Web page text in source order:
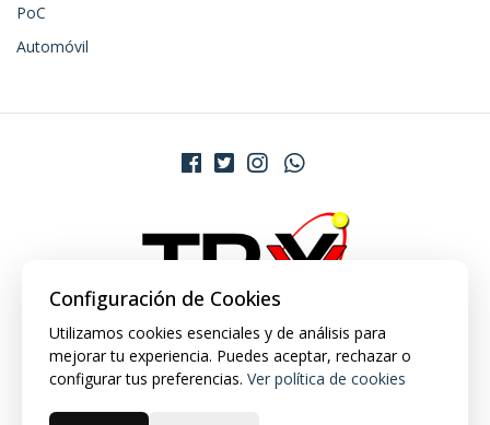
PoC
Automóvil
Configuración de Cookies
Utilizamos cookies esenciales y de análisis para
mejorar tu experiencia. Puedes aceptar, rechazar o
configurar tus preferencias. Ver política de cookies